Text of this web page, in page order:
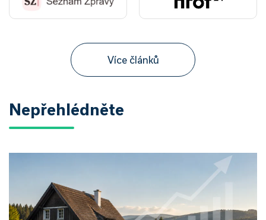
Více článků
Nepřehlédněte